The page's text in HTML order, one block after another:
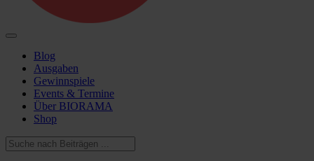
Blog
Ausgaben
Gewinnspiele
Events & Termine
Über BIORAMA
Shop